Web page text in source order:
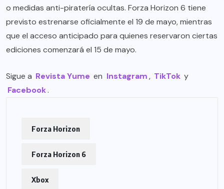
o medidas anti-piratería ocultas. Forza Horizon 6 tiene
previsto estrenarse oficialmente el 19 de mayo, mientras
que el acceso anticipado para quienes reservaron ciertas
ediciones comenzará el 15 de mayo.
Sigue a Revista Yume en Instagram, TikTok y
Facebook.
Forza Horizon
Forza Horizon 6
Xbox